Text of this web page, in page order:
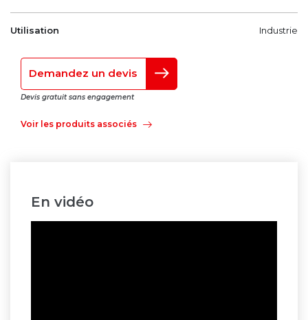
Utilisation Industrie
Demandez un devis
Devis gratuit sans engagement
Voir les produits associés
En vidéo